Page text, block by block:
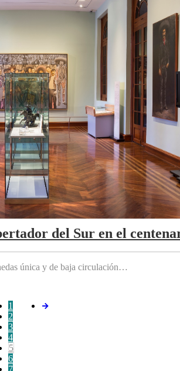
del Sur en el
única y de baja circulación…
1
2
3
4
5
6
7